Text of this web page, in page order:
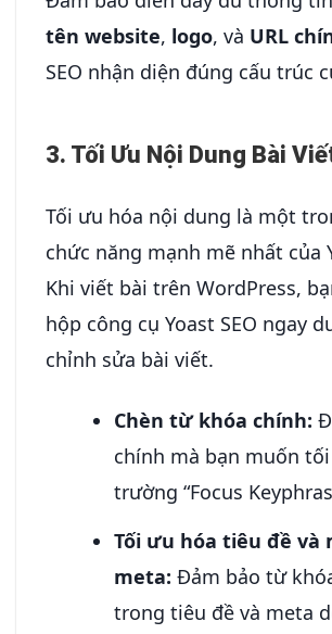
tên website, logo, và URL
SEO nhận diện đúng cấu trúc
3. Tối Ưu Nội Dung Bài
Tối ưu hóa nội dung là một
chức năng mạnh mẽ nhất của
Khi viết bài trên WordPress,
hộp công cụ Yoast SEO ngay
chỉnh sửa bài viết.
Chèn từ khóa chính:
chính mà bạn muốn
trường “Focus
Tối ưu hóa tiêu đề và
meta: Đảm bảo từ
trong tiêu đề và meta